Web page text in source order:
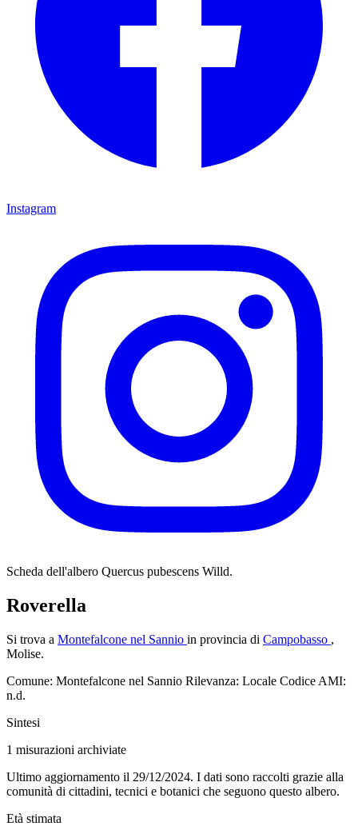
Instagram
Scheda dell'albero Quercus pubescens Willd.
Roverella
Si trova a Montefalcone nel Sannio in provincia di Campobasso ,
Molise.
Comune: Montefalcone nel Sannio Rilevanza: Locale Codice AMI:
n.d.
Sintesi
1 misurazioni archiviate
Ultimo aggiornamento il 29/12/2024. I dati sono raccolti grazie alla
comunità di cittadini, tecnici e botanici che seguono questo albero.
Età stimata